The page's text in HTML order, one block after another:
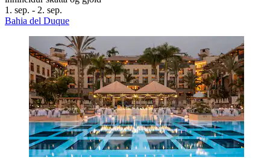
1. sep. - 2. sep.
Bahia del Duque